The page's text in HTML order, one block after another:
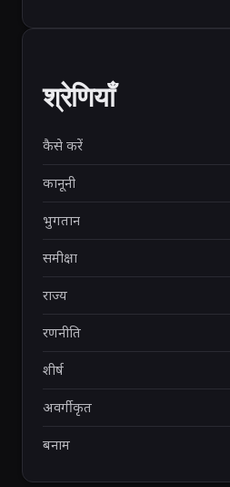
श्रेणियाँ
कैसे करें
कानूनी
भुगतान
समीक्षा
राज्य
रणनीति
शीर्ष
अवर्गीकृत
बनाम